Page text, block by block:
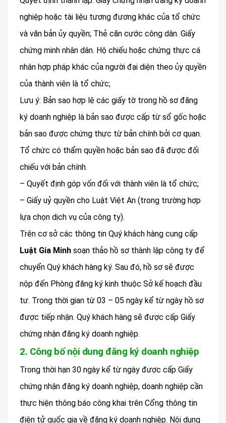
nghiệp hoặc tài liệu tương đương khác của tổ chức
và văn bản ủy quyền; Thẻ căn cước công dân. Giấy
chứng minh nhân dân. Hộ chiếu hoặc chứng thực cá
nhân hợp pháp khác của người đại diện theo ủy quyền
của thành viên là tổ chức;
Lưu ý: Bản sao hợp lệ các giấy tờ trong hồ sơ đăng
ký doanh nghiệp là bản sao được cấp từ sổ gốc hoặc
bản sao được chứng thực từ bản chính bởi cơ quan.
Tổ chức có thẩm quyền hoặc bản sao đã được đối
chiếu với bản chính.
– Quyết định góp vốn đối với thành viên là tổ chức;
– Giấy uỷ quyền cho Luật Việt An (trong trường hợp
lựa chọn dịch vụ của công ty).
Trên cơ sở các thông tin Quý khách hàng cung cấp
Luật Gia Minh soạn thảo hồ sơ thành lập công ty để
chuyển Quý khách hàng ký. Sau đó, hồ sơ sẽ được
nộp đến Phòng đăng ký kinh thuộc Sở kế hoạch đầu
tư. Trong thời gian từ 03 – 05 ngày kể từ ngày hồ sơ
được tiếp nhận. Quý khách hàng sẽ được cấp Giấy
chứng nhận đăng ký doanh nghiệp.
2. Công bố nội dung đăng ký doanh nghiệp
Trong thời hạn 30 ngày kể từ ngày được cấp Giấy
chứng nhận đăng ký doanh nghiệp, doanh nghiệp cần
thực hiện thông báo công khai trên Cổng thông tin
điện tử quốc gia về đăng ký doanh nghiệp. Nội dung